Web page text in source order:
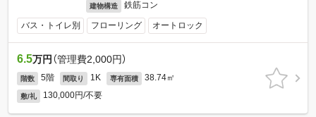
建物構造 鉄筋コン
バス・トイレ別 フローリング オートロック
6.5万円 （管理費2,000円）
階数 5階 間取り 1K 専有面積 38.74㎡
敷/礼 130,000円/不要